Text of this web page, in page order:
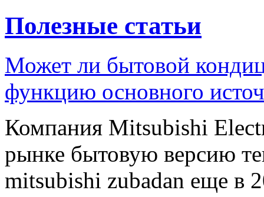
Полезные статьи
Может ли бытовой
функцию основного
Компания Mitsubishi
рынке бытовую версию
mitsubishi zubadan еще в